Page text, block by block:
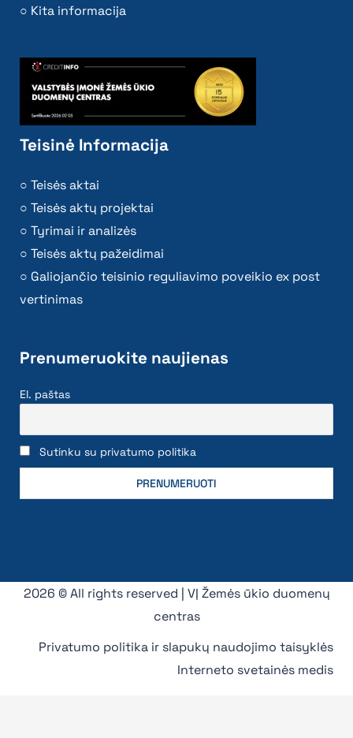
Kita informacija
Teisinė Informacija
Teisės aktai
Teisės aktų projektai
Tyrimai ir analizės
Teisės aktų pažeidimai
Galiojančio teisinio reguliavimo poveikio ex post
vertinimas
Prenumeruokite naujienas
El. paštas
Sutinku su privatumo politika
2026 © All rights reserved | VĮ Žemės ūkio duomenų
centras
Privatumo politika ir slapukų naudojimo taisyklės
Interneto svetainės medis